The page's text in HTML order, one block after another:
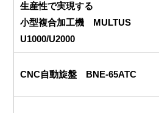
生産性で実現する
小型複合加工機 MULTUS
U1000/U2000
CNC自動旋盤 BNE-65ATC